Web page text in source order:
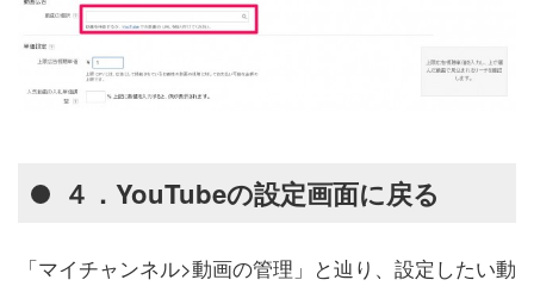
４．YouTubeの設定画面に戻る
「マイチャンネル>動画の管理」と辿り、設定したい動